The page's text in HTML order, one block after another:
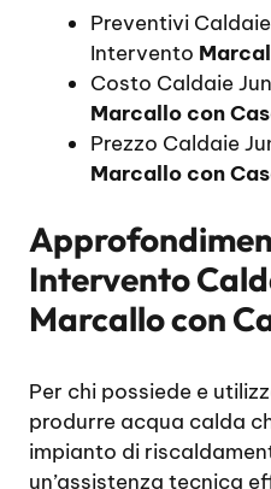
Preventivi
Intervento
Costo Caldaie
Marcallo con
Prezzo Caldaie
Marcallo con
Intervento
Marcallo con
Per chi possiede e
produrre acqua calda
impianto di
un’assistenza tecnica